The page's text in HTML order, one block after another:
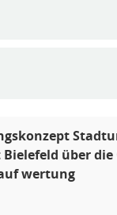
über
wertung